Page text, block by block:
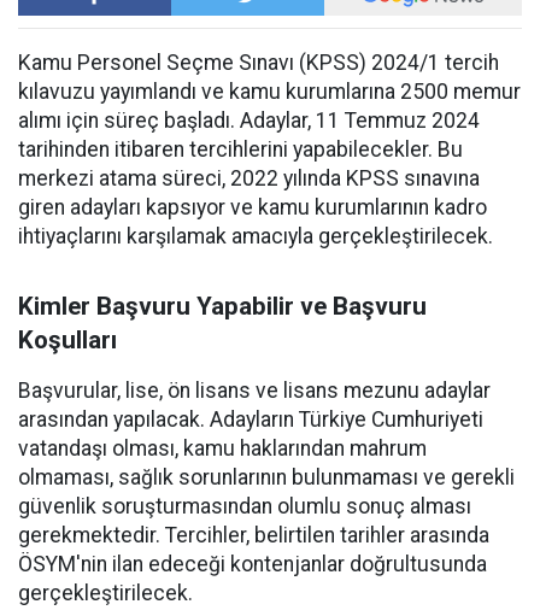
Kamu Personel Seçme Sınavı (KPSS) 2024/1 tercih
kılavuzu yayımlandı ve kamu kurumlarına 2500 memur
alımı için süreç başladı. Adaylar, 11 Temmuz 2024
tarihinden itibaren tercihlerini yapabilecekler. Bu
merkezi atama süreci, 2022 yılında KPSS sınavına
giren adayları kapsıyor ve kamu kurumlarının kadro
ihtiyaçlarını karşılamak amacıyla gerçekleştirilecek.
Kimler Başvuru Yapabilir ve Başvuru
Koşulları
Başvurular, lise, ön lisans ve lisans mezunu adaylar
arasından yapılacak. Adayların Türkiye Cumhuriyeti
vatandaşı olması, kamu haklarından mahrum
olmaması, sağlık sorunlarının bulunmaması ve gerekli
güvenlik soruşturmasından olumlu sonuç alması
gerekmektedir. Tercihler, belirtilen tarihler arasında
ÖSYM'nin ilan edeceği kontenjanlar doğrultusunda
gerçekleştirilecek.